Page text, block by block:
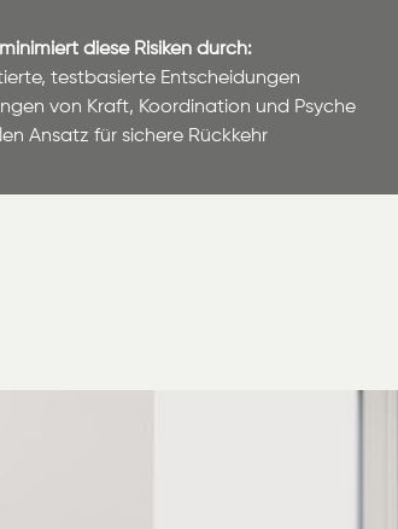
diese Risiken durch:
testbasierte Entscheidungen
von Kraft, Koordination und Psyche
Ansatz für sichere Rückkehr